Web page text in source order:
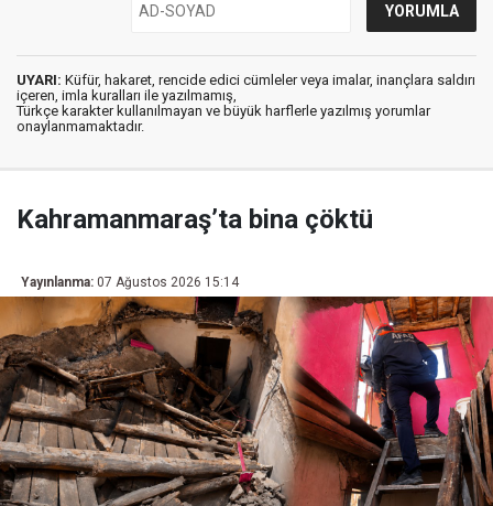
UYARI: Küfür, hakaret, rencide edici cümleler veya imalar, inançlara saldırı
içeren, imla kuralları ile yazılmamış,
Türkçe karakter kullanılmayan ve büyük harflerle yazılmış yorumlar
onaylanmamaktadır.
Kahramanmaraş’ta bina çöktü
Yayınlanma: 07 Ağustos 2026 15:14